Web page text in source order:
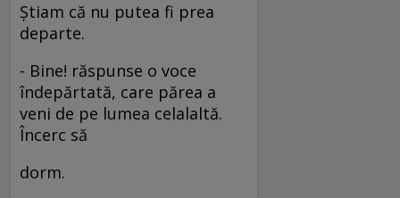
Ştiam că nu putea fi prea
departe.
- Bine! răspunse o voce
îndepărtată, care părea a
veni de pe lumea celalaltă.
Încerc să
dorm.